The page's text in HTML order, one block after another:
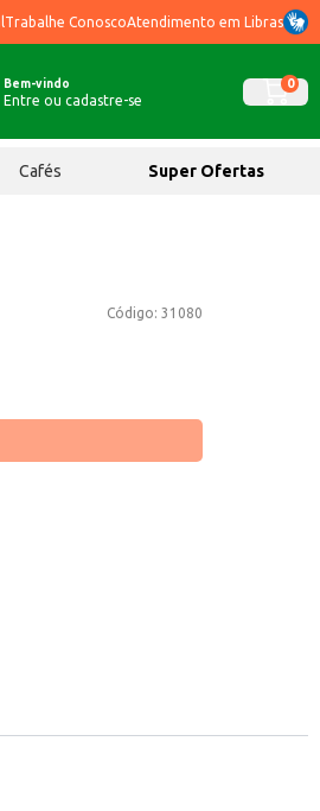
Trabalhe ConoscoAtendimento em Libras
Bem-vindo
Entre ou cadastre-se
0
Cafés Super Ofertas
Código: 31080